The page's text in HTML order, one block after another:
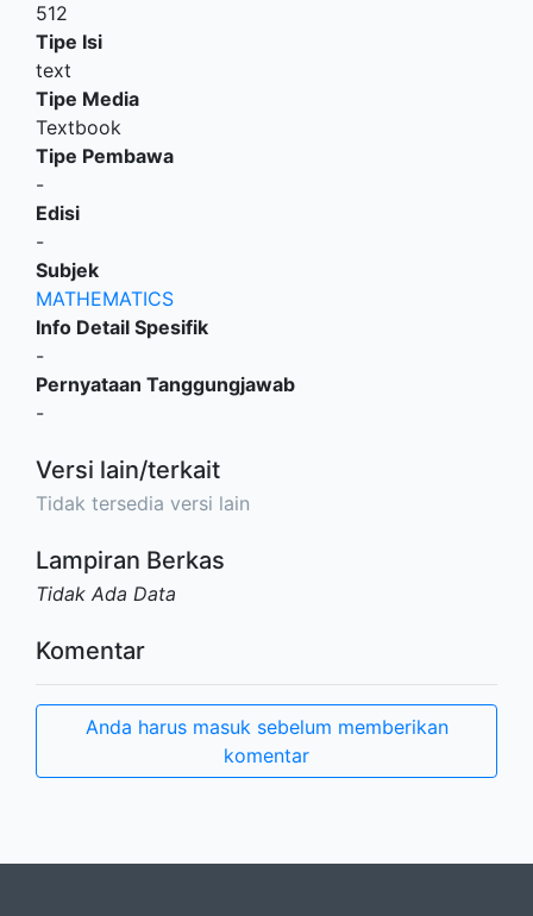
512
Tipe Isi
text
Tipe Media
Textbook
Tipe Pembawa
-
Edisi
-
Subjek
MATHEMATICS
Info Detail Spesifik
-
Pernyataan Tanggungjawab
-
Versi lain/terkait
Tidak tersedia versi lain
Lampiran Berkas
Tidak Ada Data
Komentar
Anda harus masuk sebelum memberikan
komentar